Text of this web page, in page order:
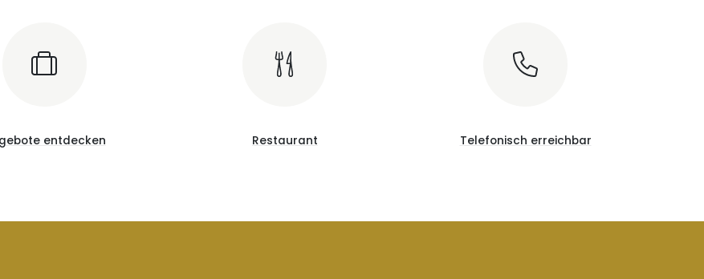
entdecken Restaurant Telefonisch erreichbar